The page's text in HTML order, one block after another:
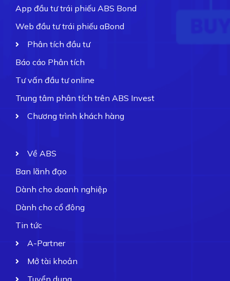
App đầu tư trái phiếu ABS Bond
Web đầu tư trái phiếu aBond
Phân tích đầu tư
Báo cáo Phân tích
Tư vấn đầu tư online
Trung tâm phân tích trên ABS Invest
Chương trình khách hàng
Về ABS
Ban lãnh đạo
Dành cho doanh nghiệp
Dành cho cổ đông
Tin tức
A-Partner
Mở tài khoản